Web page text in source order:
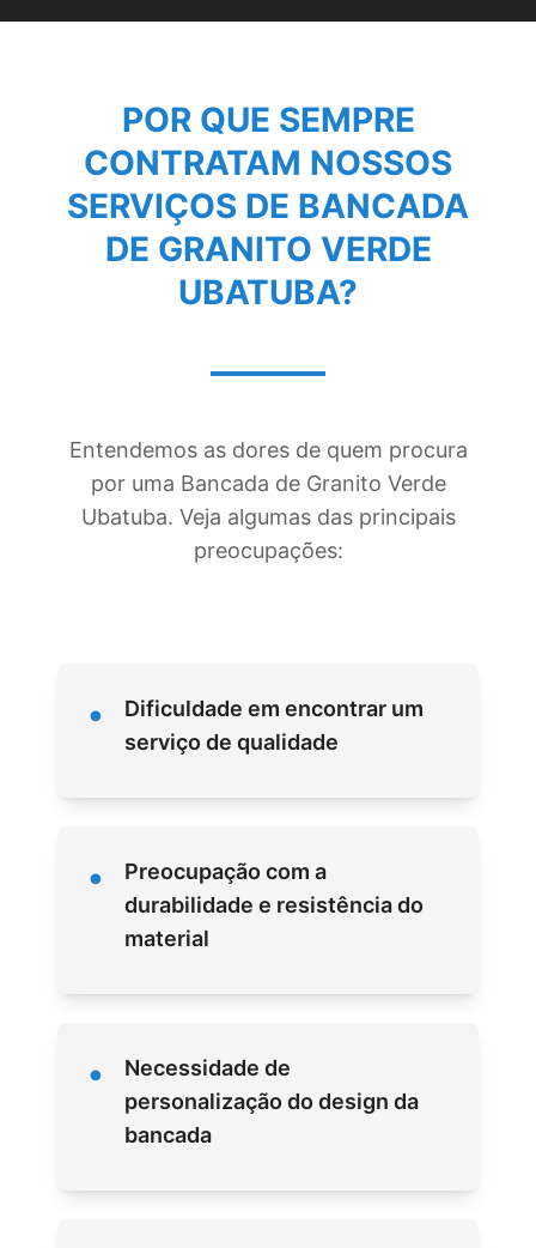
POR QUE SEMPRE
CONTRATAM NOSSOS
SERVIÇOS DE BANCADA
DE GRANITO VERDE
UBATUBA?
Entendemos as dores de quem procura
por uma Bancada de Granito Verde
Ubatuba. Veja algumas das principais
preocupações:
•
Dificuldade em encontrar um
serviço de qualidade
•
Preocupação com a
durabilidade e resistência do
material
•
Necessidade de
personalização do design da
bancada